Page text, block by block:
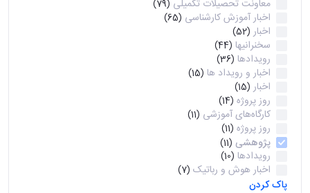
معاونت تحصیلات تکمیلی (79)
اخبار آموزش کارشناسی (65)
اخبار (52)
سخنرانیها (44)
رویدادها (36)
اخبار و رویداد ها (15)
اخبار (15)
روز پروژه (14)
کارگاه‌های آموزشی (11)
روز پروژه (11)
پژوهشی (11)
رویدادها (10)
اخبار هوش و رباتیک (7)
پاک کردن